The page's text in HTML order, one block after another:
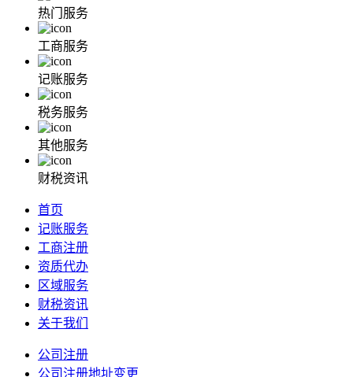
热门服务
工商服务
记账服务
税务服务
其他服务
财税资讯
首页
记账服务
工商注册
资质代办
区域服务
财税资讯
关于我们
公司注册
公司注册地址变更